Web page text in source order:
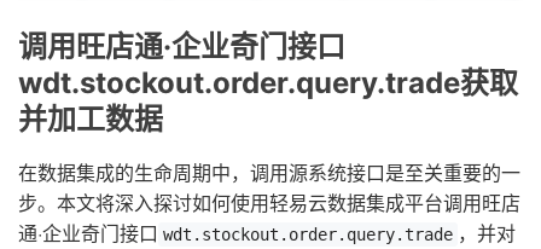
调用旺店通·企业奇门接口
wdt.stockout.order.query.trade获取
并加工数据
在数据集成的生命周期中，调用源系统接口是至关重要的一
步。本文将深入探讨如何使用轻易云数据集成平台调用旺店
通·企业奇门接口 wdt.stockout.order.query.trade ，并对